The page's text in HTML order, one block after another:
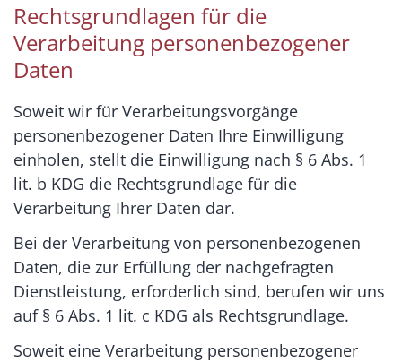
Rechtsgrundlagen für die
Verarbeitung personenbezogener
Daten
Soweit wir für Verarbeitungsvorgänge
personenbezogener Daten Ihre Einwilligung
einholen, stellt die Einwilligung nach § 6 Abs. 1
lit. b KDG die Rechtsgrundlage für die
Verarbeitung Ihrer Daten dar.
Bei der Verarbeitung von personenbezogenen
Daten, die zur Erfüllung der nachgefragten
Dienstleistung, erforderlich sind, berufen wir uns
auf § 6 Abs. 1 lit. c KDG als Rechtsgrundlage.
Soweit eine Verarbeitung personenbezogener